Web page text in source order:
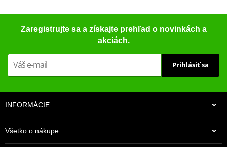
Zaregistrujte sa a získajte prehľad o novinkách a
akciách.
Prihlásiť sa
INFORMÁCIE
Všetko o nákupe